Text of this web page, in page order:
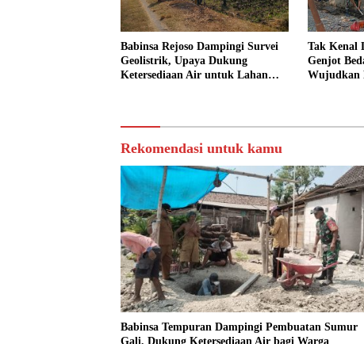
Babinsa Rejoso Dampingi Survei
Geolistrik, Upaya Dukung
Ketersediaan Air untuk Lahan
Tak Kenal
Genjot
Wujudkan
Rekomendasi untuk kamu
Babinsa Tempuran Dampingi Pembuatan Sumur
Gali, Dukung Ketersediaan Air bagi Warga